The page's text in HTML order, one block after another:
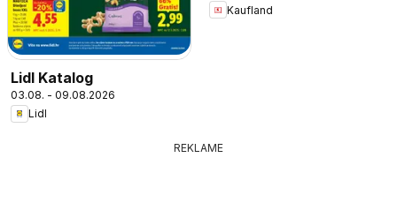
Lidl Katalog
03.08. - 09.08.2026
Lidl
Kaufland
REKLAME